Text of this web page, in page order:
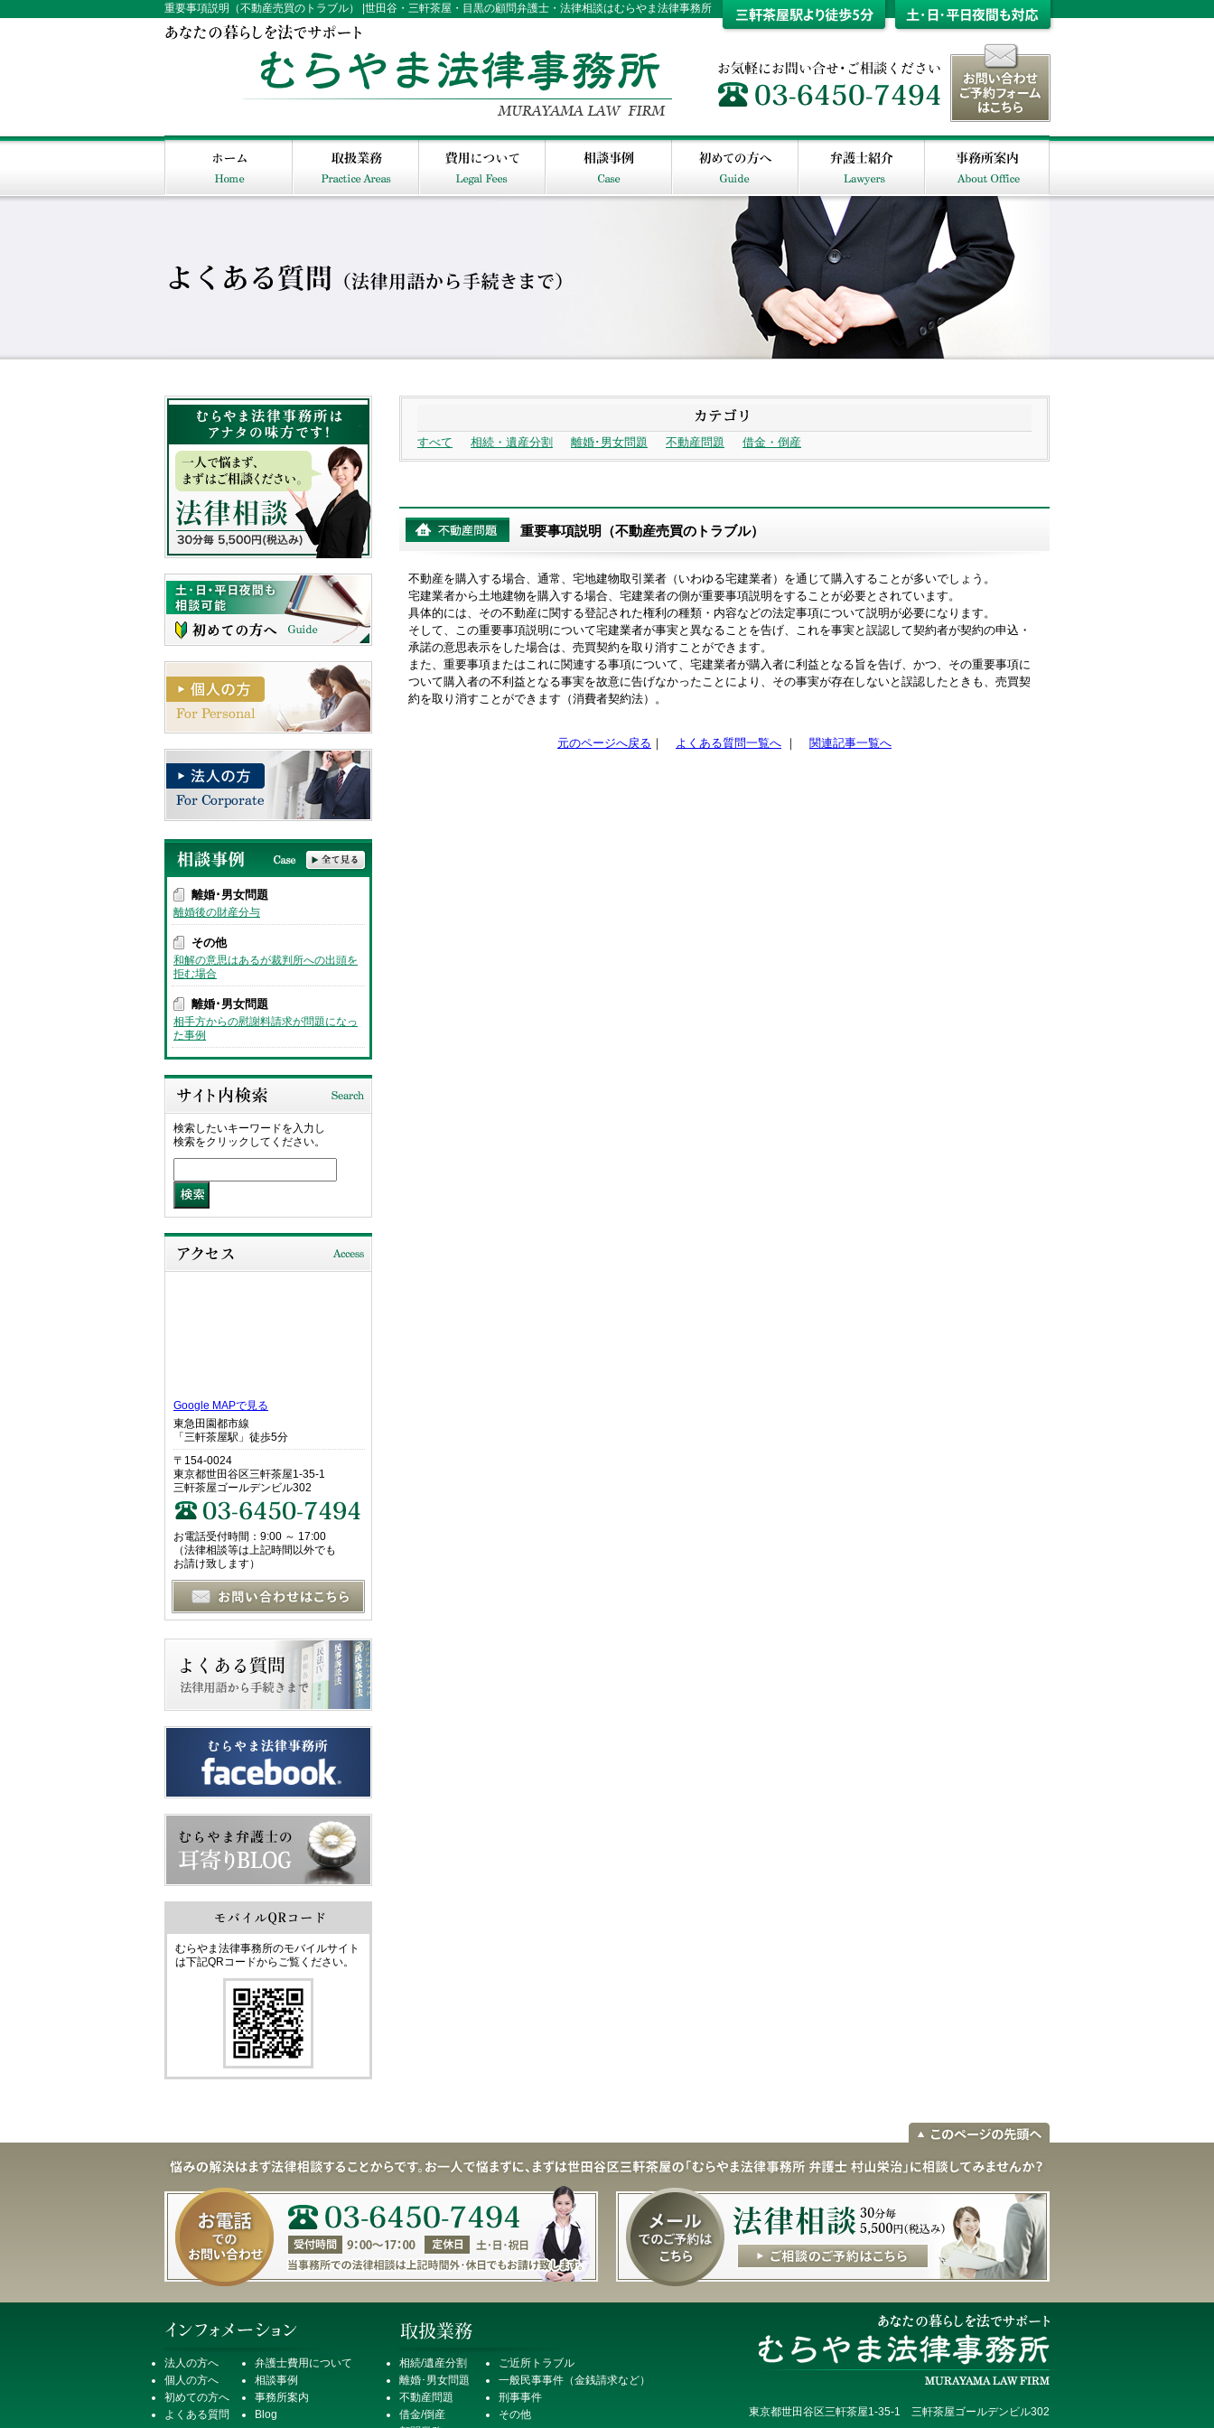
重要事項説明（不動産売買のトラブル） |世田谷・三軒茶屋・目黒の顧問弁護士・法律相談はむらやま法律事務所
すべて 相続・遺産分割 離婚･男女問題 不動産問題 借金・倒産
重要事項説明（不動産売買のトラブル）
不動産を購入する場合、通常、宅地建物取引業者（いわゆる宅建業者）を通じて購入することが多いでしょう。
宅建業者から土地建物を購入する場合、宅建業者の側が重要事項説明をすることが必要とされています。
具体的には、その不動産に関する登記された権利の種類・内容などの法定事項について説明が必要になります。
そして、この重要事項説明について宅建業者が事実と異なることを告げ、これを事実と誤認して契約者が契約の申込・
承諾の意思表示をした場合は、売買契約を取り消すことができます。
また、重要事項またはこれに関連する事項について、宅建業者が購入者に利益となる旨を告げ、かつ、その重要事項に
ついて購入者の不利益となる事実を故意に告げなかったことにより、その事実が存在しないと誤認したときも、売買契
約を取り消すことができます（消費者契約法）。
元のページへ戻る ｜ よくある質問一覧へ ｜ 関連記事一覧へ
離婚･男女問題
離婚後の財産分与
その他
和解の意思はあるが裁判所への出頭を
拒む場合
離婚･男女問題
相手方からの慰謝料請求が問題になっ
た事例
検索したいキーワードを入力し
検索をクリックしてください。
Google MAPで見る
東急田園都市線
「三軒茶屋駅」徒歩5分
〒154-0024
東京都世田谷区三軒茶屋1-35-1
三軒茶屋ゴールデンビル302
お電話受付時間：9:00 ～ 17:00
（法律相談等は上記時間以外でも
お請け致します）
むらやま法律事務所のモバイルサイト
は下記QRコードからご覧ください。
法人の方へ
個人の方へ
初めての方へ
よくある質問
弁護士費用について
相談事例
事務所案内
Blog
相続/遺産分割
離婚･男女問題
不動産問題
借金/倒産
ご近所トラブル
一般民事事件（金銭請求など）
刑事事件
その他
東京都世田谷区三軒茶屋1-35-1 三軒茶屋ゴールデンビル302